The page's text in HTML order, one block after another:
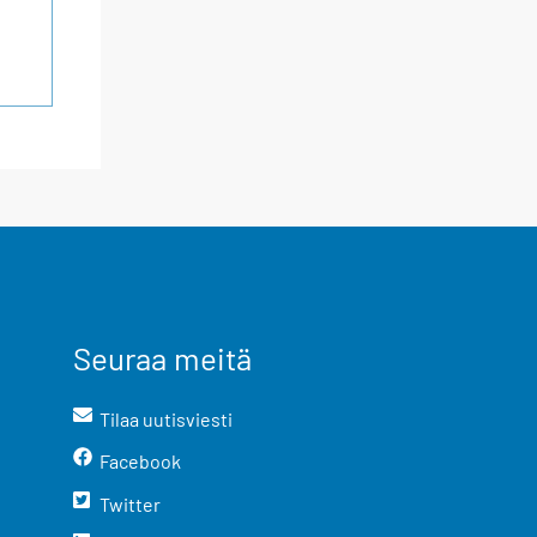
Seuraa meitä
Tilaa uutisviesti
Facebook
Twitter